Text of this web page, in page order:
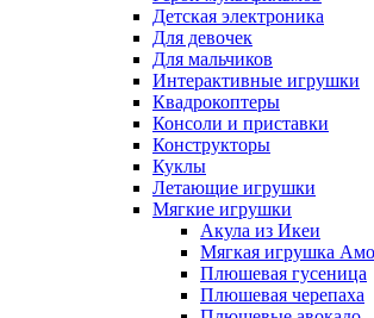
Детская электроника
Для девочек
Для мальчиков
Интерактивные игрушки
Квадрокоптеры
Консоли и приставки
Конструкторы
Куклы
Летающие игрушки
Мягкие игрушки
Акула из Икеи
Мягкая игрушка
Плюшевая гусеница
Плюшевая черепаха